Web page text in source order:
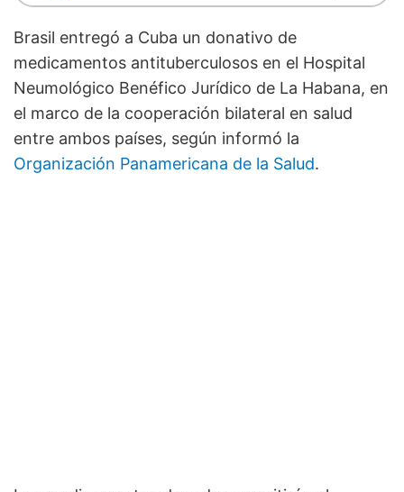
Brasil entregó a Cuba un donativo de
medicamentos antituberculosos en el Hospital
Neumológico Benéfico Jurídico de La Habana, en
el marco de la cooperación bilateral en salud
entre ambos países, según informó la
Organización Panamericana de la Salud.